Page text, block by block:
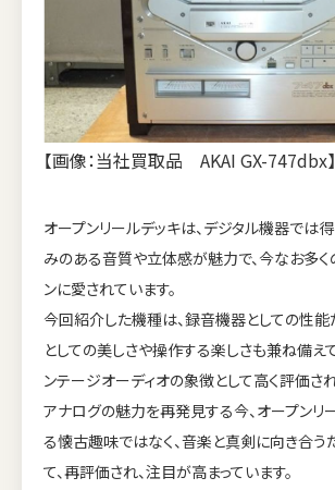
【画像：当社買取品 AKAI GX-747dbx】
オープンリールデッキは、デジタル機器では
みのある音質や立体感が魅力で、今なお多く
ンに愛されています。
今回紹介した機種は、録音機器としての性能
としての美しさや操作する楽しさも兼ね備え
ンテージオーディオの象徴として高く評価さ
アナログの魅力を再発見する今、オープンリ
る懐古趣味ではなく、音楽と真剣に向き合う
て、再評価され、注目が高まっています。